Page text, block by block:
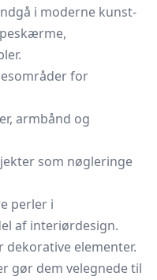
i moderne kunst-
for
armbånd og
som nøgleringe
perler i
af interiørdesign.
dekorative elementer.
gør dem velegnede til